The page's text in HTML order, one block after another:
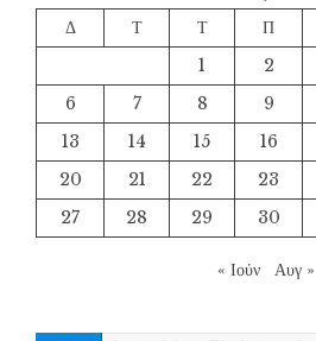
Δ
Τ Τ Π
1
2
6
7 8 9
13
14 15 16
20
21 22 23
27
28 29 30
« Ιούν Αυγ »